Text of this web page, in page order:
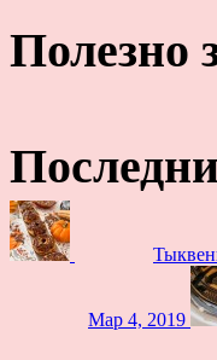
Полезно
Мар 4, 2019